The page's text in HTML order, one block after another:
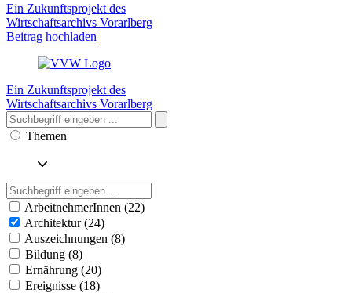
Ein Zukunftsprojekt des
Wirtschaftsarchivs Vorarlberg
Beitrag hochladen
Ein Zukunftsprojekt des
Wirtschaftsarchivs Vorarlberg
Themen
ArbeitnehmerInnen (22)
Architektur (24)
Auszeichnungen (8)
Bildung (8)
Ernährung (20)
Ereignisse (18)